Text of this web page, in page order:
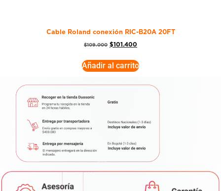
Cable Roland conexión RIC-B20A 20FT
$109.000 $101.400
Añadir al carrito